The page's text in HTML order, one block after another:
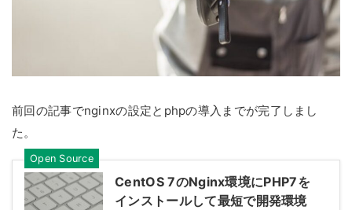
前回の記事でnginxの設定とphpの導入までが完了しまし
た。
Open Source
CentOS 7のNginx環境にPHP7を
インストールして最短で開発環境